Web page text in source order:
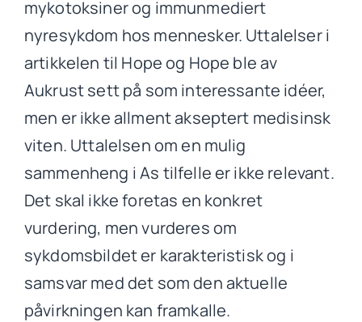
mykotoksiner og immunmediert
nyresykdom hos mennesker. Uttalelser i
artikkelen til Hope og Hope ble av
Aukrust sett på som interessante idéer,
men er ikke allment akseptert medisinsk
viten. Uttalelsen om en mulig
sammenheng i As tilfelle er ikke relevant.
Det skal ikke foretas en konkret
vurdering, men vurderes om
sykdomsbildet er karakteristisk og i
samsvar med det som den aktuelle
påvirkningen kan framkalle.